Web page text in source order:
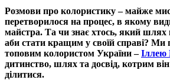
Розмови про колористику – майже
перетворилося на процес, в якому
майстра. Та чи знає хтось, який шлях
аби стати кращим у своїй справі? Ми
топовим колористом України –
дитинство, шлях та досвід, котрим
ділитися.